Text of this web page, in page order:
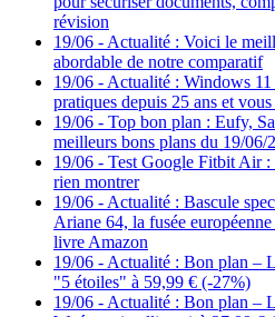
révision
19/06 - Actualité : Voici le
abordable de notre comparatif
19/06 - Actualité : Windows
pratiques depuis 25 ans et
19/06 - Top bon plan : Eufy,
meilleurs bons plans du 19/06/
19/06 - Test Google Fitbit Air :
rien montrer
19/06 - Actualité : Bascule
Ariane 64, la fusée
livre Amazon
19/06 - Actualité : Bon plan –
"5 étoiles" à 59,99 € (-27%)
19/06 - Actualité : Bon plan –